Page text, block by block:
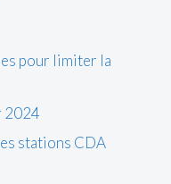
pour limiter la
2024
stations CDA